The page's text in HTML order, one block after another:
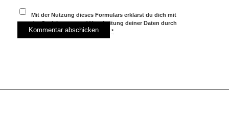
Mit der Nutzung dieses Formulars erklärst du dich mit
der Speicherung und Verarbeitung deiner Daten durch
diese Website einverstanden.*